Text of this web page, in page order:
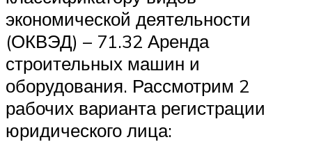
экономической деятельности
(ОКВЭД) – 71.32 Аренда
строительных машин и
оборудования. Рассмотрим 2
рабочих варианта регистрации
юридического лица: